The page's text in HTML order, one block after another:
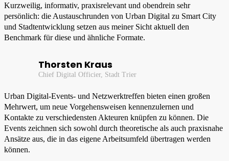
Kurzweilig, informativ, praxisrelevant und obendrein sehr
persönlich: die Austauschrunden von Urban Digital zu Smart City
und Stadtentwicklung setzen aus meiner Sicht aktuell den
Benchmark für diese und ähnliche Formate.
Thorsten Kraus
Chief Digital Officier, Stadt Trier
Urban Digital-Events- und Netzwerktreffen bieten einen großen
Mehrwert, um neue Vorgehensweisen kennenzulernen und
Kontakte zu verschiedensten Akteuren knüpfen zu können. Die
Events zeichnen sich sowohl durch theoretische als auch praxisnahe
Ansätze aus, die in das eigene Arbeitsumfeld übertragen werden
können.